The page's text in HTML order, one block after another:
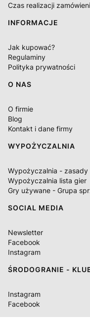
Czas realizacji
INFORMACJE
Jak kupować?
Regulaminy
Polityka prywatności
O NAS
O firmie
Blog
Kontakt i dane firmy
WYPOŻYCZALNIA
Wypożyczalnia - zasady
Wypożyczalnia lista gier
Gry używane - Grupa
SOCIAL MEDIA
Newsletter
Facebook
Instagram
ŚRODOGRANIE -
Instagram
Facebook